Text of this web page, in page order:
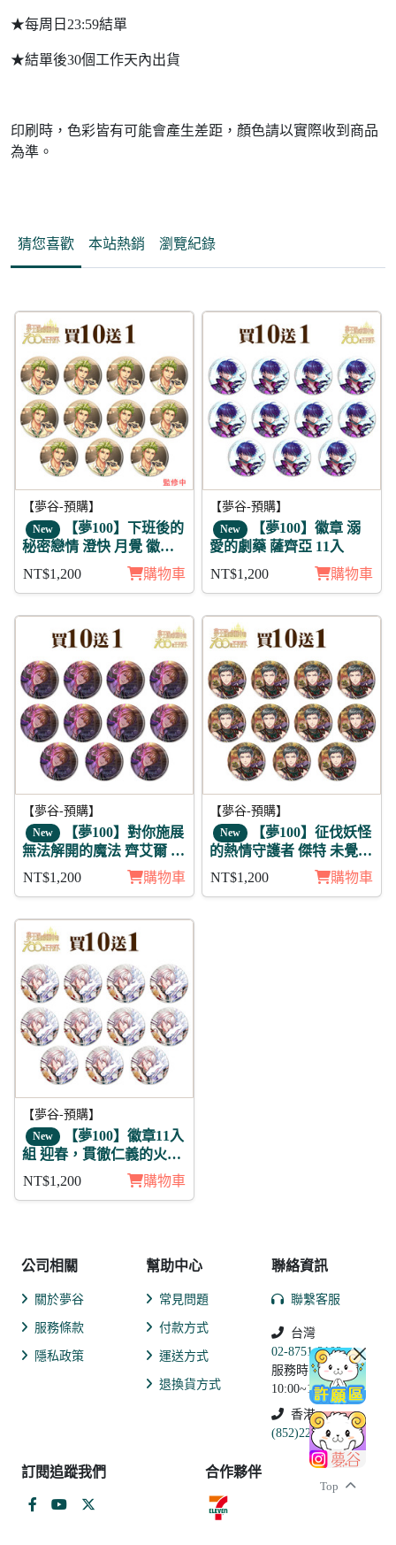
Top
★每周日23:59結單
★結單後30個工作天內出貨
印刷時，色彩皆有可能會產生差距，顏色請以實際收到商品
為準。
猜您喜歡 本站熱銷 瀏覽紀錄
【夢谷-預購】
New 【夢100】下班後的
秘密戀情 澄快 月覺 徽章
NT$1,200 購物車
【夢谷-預購】
New 【夢100】徽章 溺
愛的劇藥 薩齊亞 11入
NT$1,200
購物車
【夢谷-預購】
New 【夢100】對你施展
無法解開的魔法 齊艾爾 月
NT$1,200 購物車
【夢谷-預購】
New 【夢100】征伐妖怪
的熱情守護者 傑特 未覺
NT$1,200 購物車
【夢谷-預購】
New 【夢100】徽章11入
組 迎春，貫徹仁義的火之
NT$1,200 購物車
公司相關
關於夢谷
服務條款
隱私政策
幫助中心
常見問題
付款方式
運送方式
退換貨方式
聯絡資訊
聯繫客服
台灣
02-8751-2102
服務時間:
10:00~19:00
香港
(852)2250-9311
訂閱追蹤我們 合作夥伴